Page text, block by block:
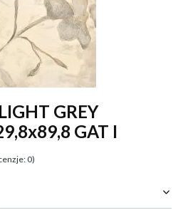
GREY
GAT I
0)